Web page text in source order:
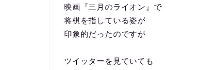
映画『三月のライオン』で
将棋を指している姿が
印象的だったのですが
ツイッターを見ていても